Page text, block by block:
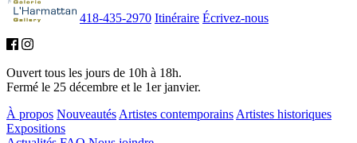
418-435-2970 Itinéraire Écrivez-nous
Ouvert tous les jours de 10h à 18h.
Fermé le 25 décembre et le 1er janvier.
À propos Nouveautés Artistes contemporains Artistes historiques
Expositions